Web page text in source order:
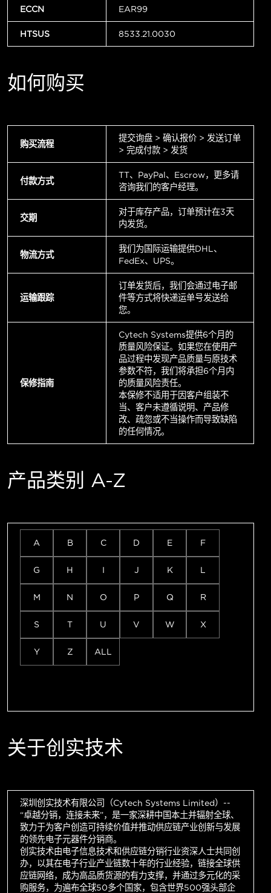
ECCN EAR99
HTSUS 8533.21.0030
如何购买
购买流程
提交询盘 > 确认报价 > 发送订单
> 完成付款 > 发货
付款方式
TT、PayPal、Escrow，更多请
咨询我们的客户经理。
交期
对于库存产品，订单预计在3天
内发货。
物流方式
我们为国际运输提供DHL、
FedEx、UPS。
运输跟踪
订单发货后，我们会通过电子邮
件等方式将快递运单号发送给
您。
保修指南
Cytech Systems提供6个月的
质量风险保证。如果您在使用产
品过程中发现产品质量与原技术
参数不符，我们将承担6个月内
的质量风险责任。
本保修不适用于因客户组装不
当、客户未遵循说明、产品修
改、疏忽或不当操作而导致缺陷
的任何情况。
产品类别 A-Z
A B C D E F
G H I J K L
M N O P Q R
S T U V W X
Y Z ALL
关于创实技术
深圳创实技术有限公司（Cytech Systems Limited）--
“卓越分销，连接未来”，是一家深耕中国本土并辐射全球、
致力于为客户创造可持续价值并推动供应链产业创新与发展
的领先电子元器件分销商。
创实技术由电子信息技术和供应链分销行业资深人士共同创
办，以其在电子行业产业链数十年的行业经验，链接全球供
应链网络，成为高品质货源的有力支撑，并通过多元化的采
购服务，为遍布全球50多个国家，包含世界500强头部企